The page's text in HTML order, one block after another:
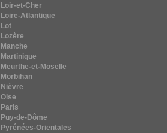
Loir-et-Cher
Loire-Atlantique
Lot
Lozère
Manche
Martinique
Meurthe-et-Moselle
Morbihan
Nièvre
Oise
Paris
Puy-de-Dôme
Pyrénées-Orientales